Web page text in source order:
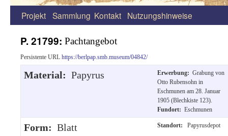
Zum
springen
Projekt Sammlung Kontakt Nutzungshinweise
P. 21799: Pachtangebot
Persistente URL https://berlpap.smb.museum/04842/
Material: Papyrus Erwerbung: Grabung von
Otto Rubensohn in
Eschmunen am 28. Januar
1905 (Blechkiste 123).
Fundort: Eschmunen
Form: Blatt Standort: Papyrusdepot